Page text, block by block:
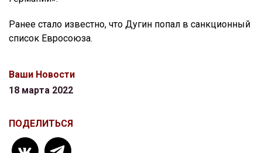
Ранее стало известно, что Дугин попал в санкционный
список Евросоюза.
Ваши Новости
18 марта 2022
ПОДЕЛИТЬСЯ